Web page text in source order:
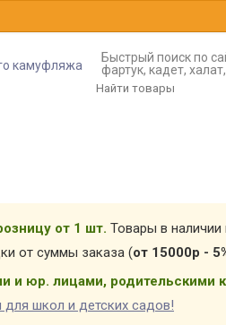
Быстрый поиск по
фартук, кадет,
от 1 шт. Товары в наличии
от суммы заказа (от 15000р -
и юр. лицами,
школ и детских садов!